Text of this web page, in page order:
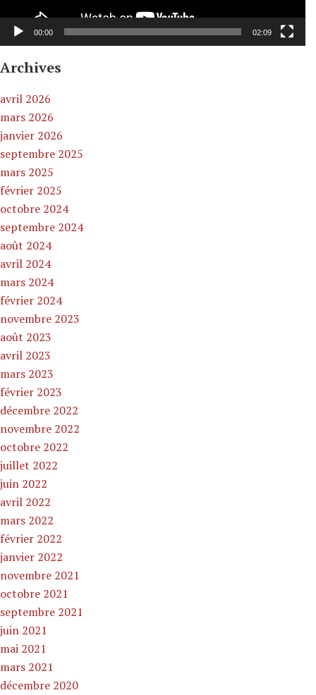
00:00 02:09
Archives
avril 2026
mars 2026
janvier 2026
septembre 2025
mars 2025
février 2025
octobre 2024
septembre 2024
août 2024
avril 2024
mars 2024
février 2024
novembre 2023
août 2023
avril 2023
mars 2023
février 2023
décembre 2022
novembre 2022
octobre 2022
juillet 2022
juin 2022
avril 2022
mars 2022
février 2022
janvier 2022
novembre 2021
octobre 2021
septembre 2021
juin 2021
mai 2021
mars 2021
décembre 2020